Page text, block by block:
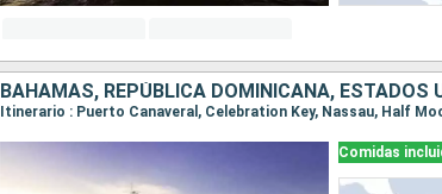
BAHAMAS, REPÚBLICA DOMINICANA, ESTADOS
Itinerario : Puerto Canaveral, Celebration Key, Nassau, Half
Comidas